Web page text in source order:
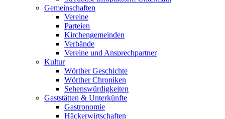
Gemeinschaften
Vereine
Parteien
Kirchengemeinden
Verbände
Vereine und Ansprechpartner
Kultur
Wörther Geschichte
Wörther Chroniken
Sehenswürdigkeiten
Gaststätten & Unterkünfte
Gastronomie
Häckerwirtschaften